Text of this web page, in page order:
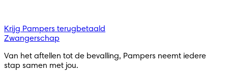
Krijg Pampers terugbetaald
Zwangerschap
Van het aftellen tot de bevalling, Pampers neemt iedere
stap samen met jou.